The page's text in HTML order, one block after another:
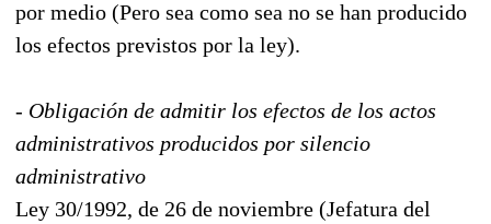
por medio (Pero sea como sea no se han producido
los efectos previstos por la ley).
- Obligación de admitir los efectos de los actos
administrativos producidos por silencio
administrativo
Ley 30/1992, de 26 de noviembre (Jefatura del